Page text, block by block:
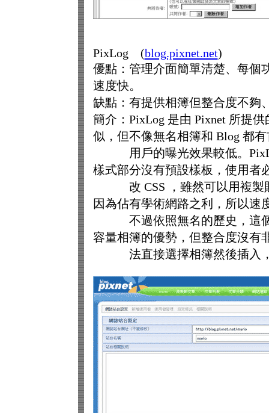
PixLog (blog.pixnet.net)
優點：管理介面簡單清楚、每個
速度快。
缺點：有提供相簿但整合度不夠
簡介：PixLog 是由 Pixnet 所提
似，但不像無名相簿和 Blog 都
用戶的曝光效果較低。
樣式部分沒有預設樣板，使用者
改 CSS ，雖然可以用複製貼
因為佔有學術網路之利，所以速
不過依照無名的歷史，這個
容量相簿的優勢，但整合度沒有
法直接選擇相簿然後插入，